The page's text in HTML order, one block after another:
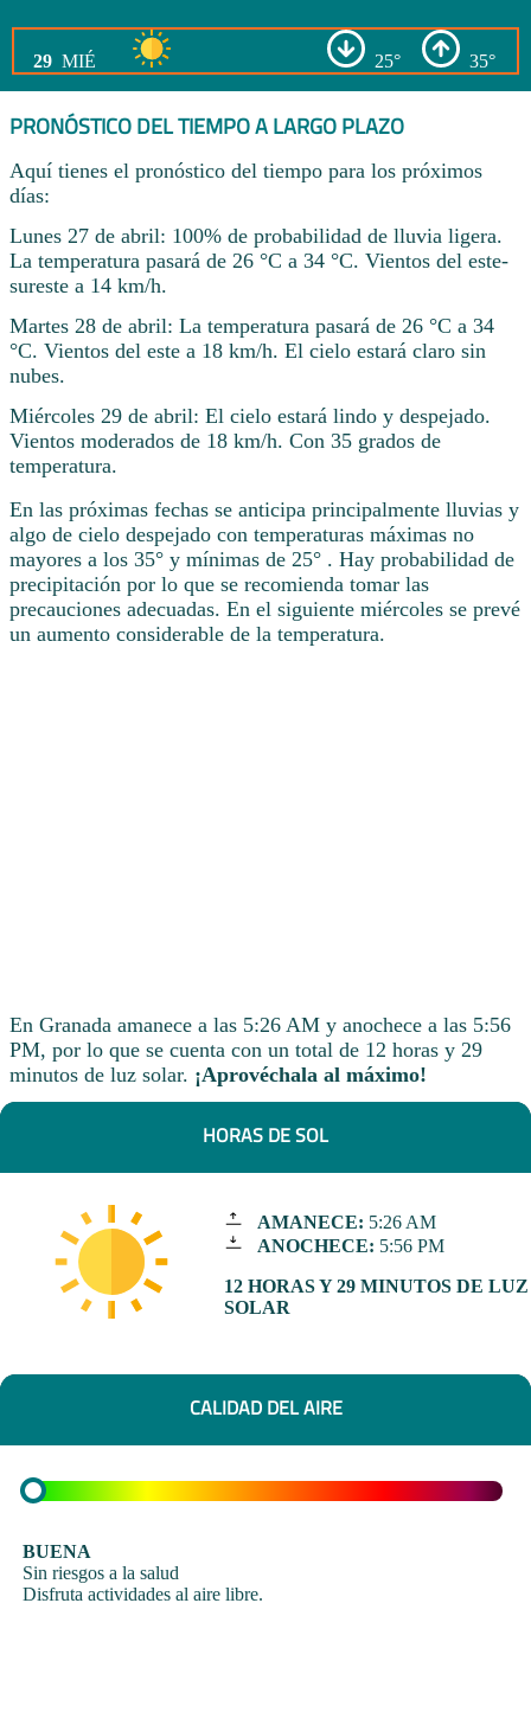
29 MIÉ 25° 35°
PRONÓSTICO DEL TIEMPO A LARGO PLAZO
Aquí tienes el pronóstico del tiempo para los próximos
días:
Lunes 27 de abril: 100% de probabilidad de lluvia ligera.
La temperatura pasará de 26 °C a 34 °C. Vientos del este-
sureste a 14 km/h.
Martes 28 de abril: La temperatura pasará de 26 °C a 34
°C. Vientos del este a 18 km/h. El cielo estará claro sin
nubes.
Miércoles 29 de abril: El cielo estará lindo y despejado.
Vientos moderados de 18 km/h. Con 35 grados de
temperatura.
En las próximas fechas se anticipa principalmente lluvias y
algo de cielo despejado con temperaturas máximas no
mayores a los 35° y mínimas de 25° . Hay probabilidad de
precipitación por lo que se recomienda tomar las
precauciones adecuadas. En el siguiente miércoles se prevé
un aumento considerable de la temperatura.
En Granada amanece a las 5:26 AM y anochece a las 5:56
PM, por lo que se cuenta con un total de 12 horas y 29
minutos de luz solar. ¡Aprovéchala al máximo!
HORAS DE SOL
AMANECE: 5:26 AM
ANOCHECE: 5:56 PM
12 HORAS Y 29 MINUTOS DE LUZ
SOLAR
CALIDAD DEL AIRE
BUENA
Sin riesgos a la salud
Disfruta actividades al aire libre.